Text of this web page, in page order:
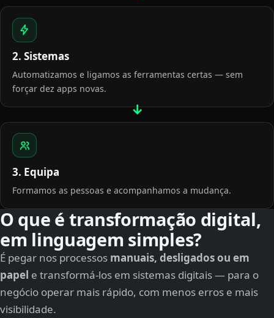
2. Sistemas
Automatizamos e ligamos as ferramentas certas — sem
forçar dez apps novas.
3. Equipa
Formamos as pessoas e acompanhamos a mudança.
O que é transformação digital,
em linguagem simples?
É pegar nos processos manuais, desligados ou em
papel e transformá-los em sistemas digitais — para o
negócio operar mais rápido, com menos erros e mais
visibilidade.